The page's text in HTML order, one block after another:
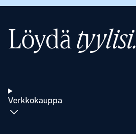
Löydätyylisi.
Verkkokauppa